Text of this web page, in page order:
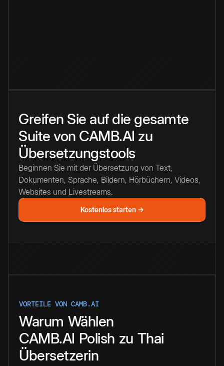
Greifen Sie auf die gesamte
Suite von CAMB.AI zu
Übersetzungstools
Beginnen Sie mit der Übersetzung von Text,
Dokumenten, Sprache, Bildern, Hörbüchern, Videos,
Websites und Livestreams.
Kostenlos starten →
VORTEILE VON CAMB.AI
Warum Wählen
CAMB.AI Polish zu Thai
Übersetzerin